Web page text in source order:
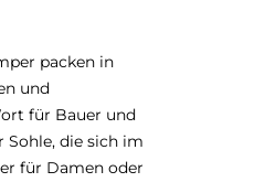
packen in
und
für Bauer und
die sich im
für Damen oder